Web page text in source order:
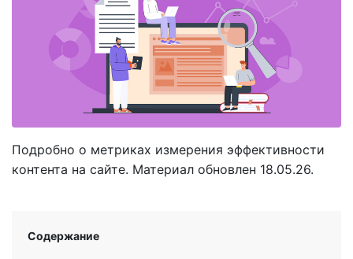
Подробно о метриках измерения эффективности
контента на сайте. Материал обновлен 18.05.26.
Содержание